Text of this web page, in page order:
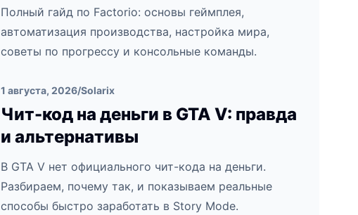
Полный гайд по Factorio: основы геймплея,
автоматизация производства, настройка мира,
советы по прогрессу и консольные команды.
1 августа, 2026/Solarix
Чит-код на деньги в GTA V: правда
и альтернативы
В GTA V нет официального чит-кода на деньги.
Разбираем, почему так, и показываем реальные
способы быстро заработать в Story Mode.